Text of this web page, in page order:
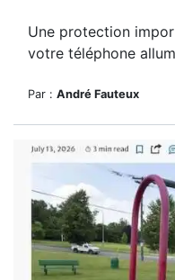
Une protection
votre téléphone
Par : André Fauteux